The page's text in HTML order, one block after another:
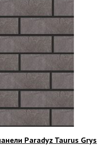
Paradyz Taurus Grys